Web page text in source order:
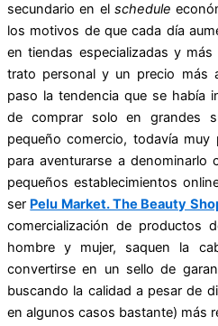
secundario en el schedule
los motivos de que cada día
en tiendas especializadas y
trato personal y un precio más
paso la tendencia que se había
de comprar solo en grandes
pequeño comercio, todavía
para aventurarse a denominarlo
pequeños establecimientos
ser Pelu Market. The Beauty
comercialización de productos
hombre y mujer, saquen la
convertirse en un sello de
buscando la calidad a pesar de
en algunos casos bastante) más